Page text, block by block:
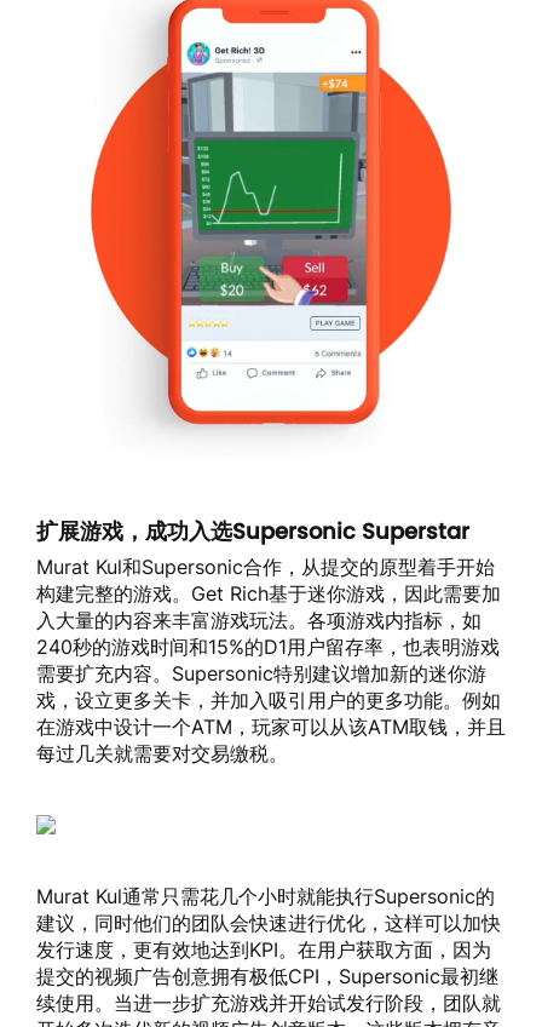
扩展游戏，成功入选Supersonic Superstar
Murat Kul和Supersonic合作，从提交的原型着手开始
构建完整的游戏。Get Rich基于迷你游戏，因此需要加
入大量的内容来丰富游戏玩法。各项游戏内指标，如
240秒的游戏时间和15%的D1用户留存率，也表明游戏
需要扩充内容。Supersonic特别建议增加新的迷你游
戏，设立更多关卡，并加入吸引用户的更多功能。例如
在游戏中设计一个ATM，玩家可以从该ATM取钱，并且
每过几关就需要对交易缴税。
Murat Kul通常只需花几个小时就能执行Supersonic的
建议，同时他们的团队会快速进行优化，这样可以加快
发行速度，更有效地达到KPI。在用户获取方面，因为
提交的视频广告创意拥有极低CPI，Supersonic最初继
续使用。当进一步扩充游戏并开始试发行阶段，团队就